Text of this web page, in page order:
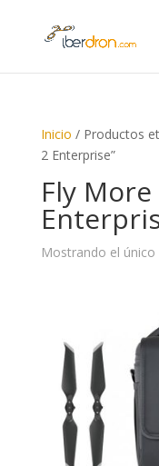
Inicio / Productos
2 Enterprise”
Fly
Mostrando el